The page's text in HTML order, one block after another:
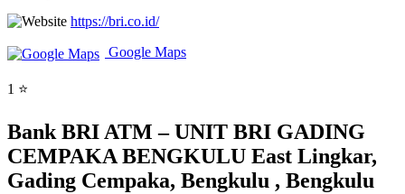
https://bri.co.id/
Google Maps
1 ⭐
Bank BRI ATM – UNIT BRI GADING
CEMPAKA BENGKULU East Lingkar,
Gading Cempaka, Bengkulu , Bengkulu